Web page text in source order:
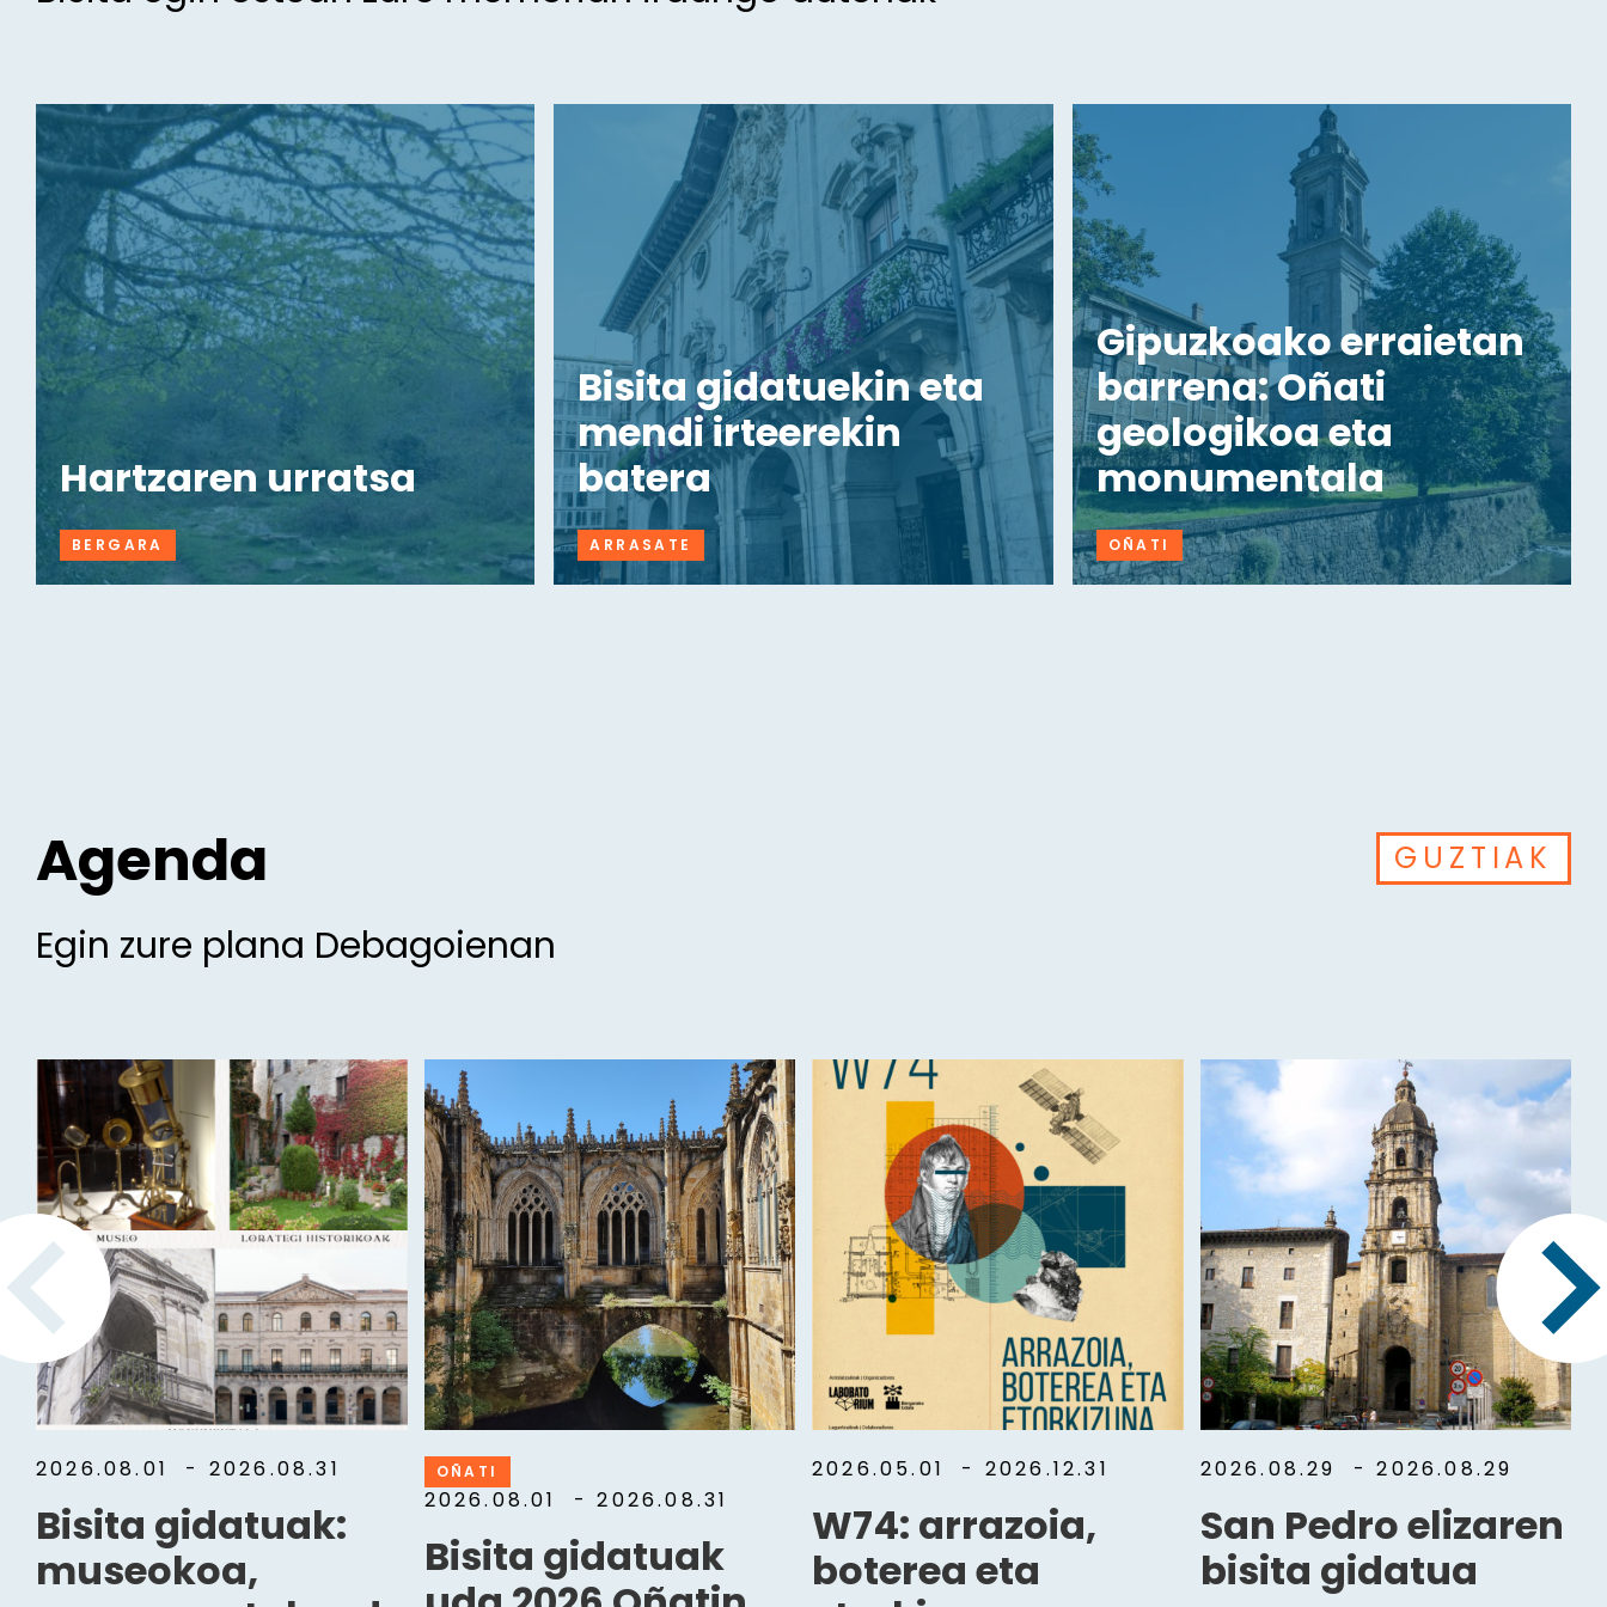
Hartzaren urratsa
BERGARA
Bisita gidatuekin eta
mendi irteerekin
batera
ARRASATE
Gipuzkoako erraietan
barrena: Oñati
geologikoa eta
monumentala
OÑATI
Agenda
Egin zure plana Debagoienan
GUZTIAK
2026.08.01 - 2026.08.31
Bisita gidatuak:
museokoa,
OÑATI
2026.08.01 - 2026.08.31
Bisita gidatuak
2026.05.01 - 2026.12.31
W74: arrazoia,
boterea eta
2026.08.29 - 2026.08.29
San Pedro elizaren
bisita gidatua